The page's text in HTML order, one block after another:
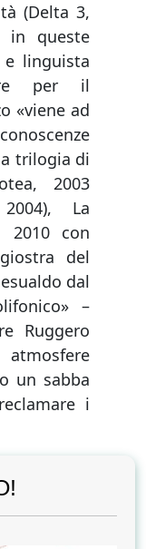
(Delta 3,
in queste
linguista
per il
«viene ad
trilogia di
2003
La
2010 con
del
dal
–
Ruggero
un sabba
i